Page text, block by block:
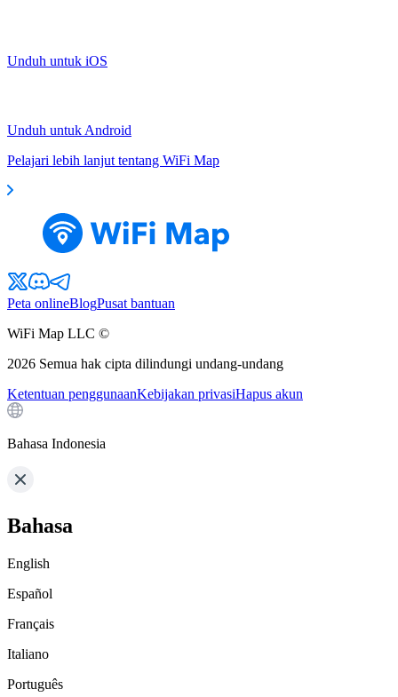
Unduh untuk iOS
Unduh untuk Android
Pelajari lebih lanjut tentang WiFi Map
Peta onlineBlogPusat bantuan
WiFi Map LLC ©
2026 Semua hak cipta dilindungi undang-undang
Ketentuan penggunaanKebijakan privasiHapus akun
Bahasa Indonesia
Bahasa
English
Español
Français
Italiano
Português